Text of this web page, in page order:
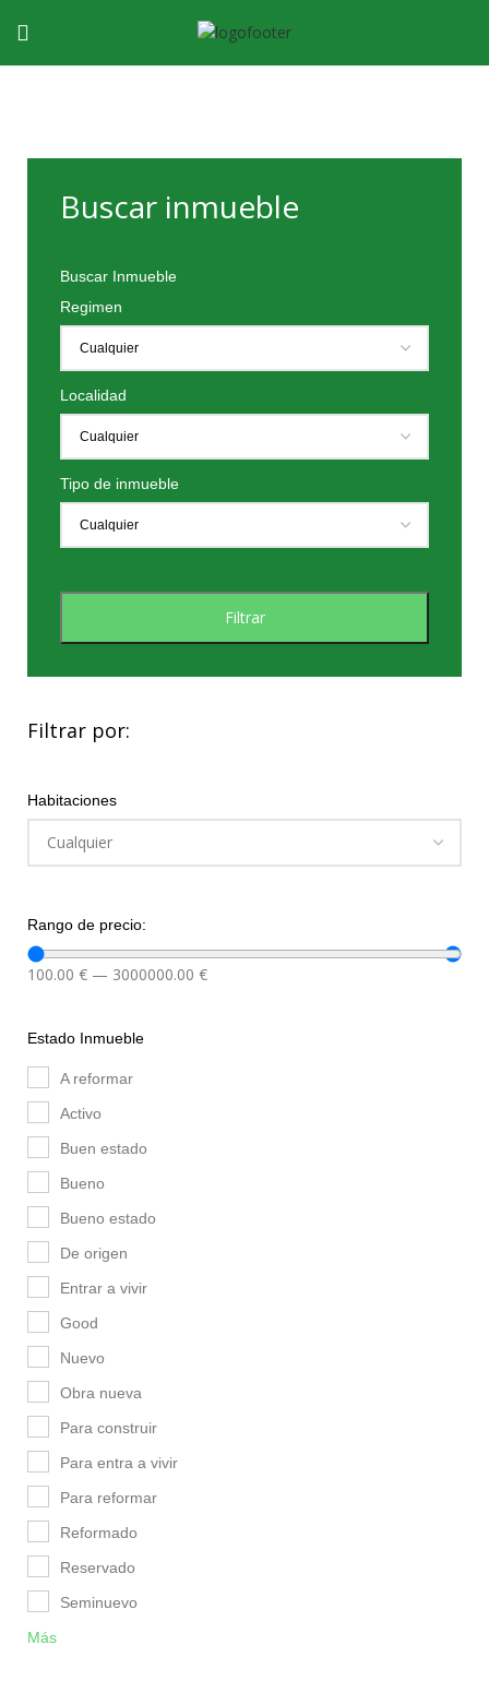
Buscar inmueble
Buscar Inmueble
Regimen
Localidad
Tipo de inmueble
Filtrar
Filtrar por:
Habitaciones
Rango de precio:
100.00 € — 3000000.00 €
Estado Inmueble
A reformar
Activo
Buen estado
Bueno
Bueno estado
De origen
Entrar a vivir
Good
Nuevo
Obra nueva
Para construir
Para entra a vivir
Para reformar
Reformado
Reservado
Seminuevo
Más